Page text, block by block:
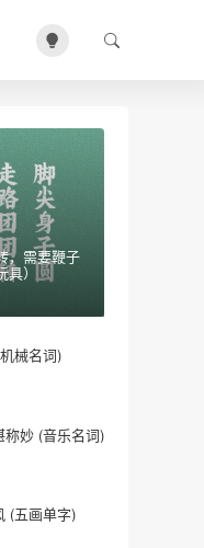
，需要鞭子
）
械名词)
称妙 (音乐名词)
(五画单字)